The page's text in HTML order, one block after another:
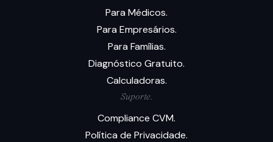
Para Médicos.
Para Empresários.
Para Famílias.
Diagnóstico Gratuito.
Calculadoras.
Suporte.
Compliance CVM.
Política de Privacidade.